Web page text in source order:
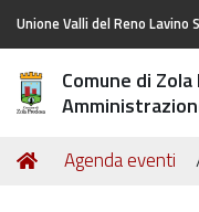
Unione Valli del Reno Lavino
Comune di
Tu
Home
Agenda eventi